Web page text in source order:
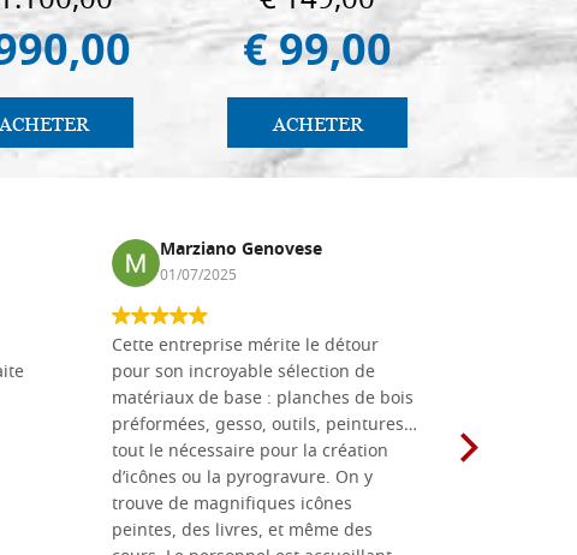
€ 99,00
ACHETER
€
Marziano Genovese
01/07/2025
Cette entreprise mérite le détour
pour son incroyable sélection de
matériaux de base : planches de bois
préformées, gesso, outils, peintures…
tout le nécessaire pour la création
d’icônes ou la pyrogravure. On y
trouve de magnifiques icônes
peintes, des livres, et même des